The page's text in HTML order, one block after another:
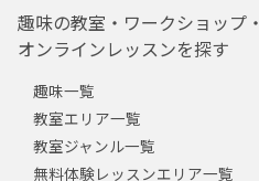
趣味の教室・ワークショップ・
オンラインレッスンを探す
趣味一覧
教室エリア一覧
教室ジャンル一覧
無料体験レッスンエリア一覧